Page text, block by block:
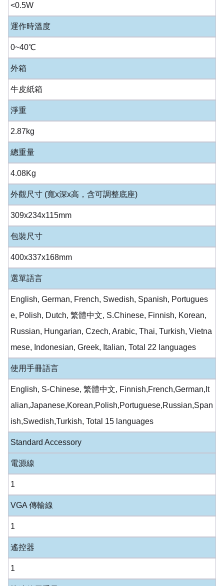
<0.5W
運作時溫度
0~40℃
外箱
牛皮紙箱
淨重
2.87kg
總重量
4.08Kg
外觀尺寸 (寬x深x高，含可調整底座)
309x234x115mm
包裝尺寸
400x337x168mm
選單語言
English, German, French, Swedish, Spanish, Portugues
e, Polish, Dutch, 繁體中文, S.Chinese, Finnish, Korean,
Russian, Hungarian, Czech, Arabic, Thai, Turkish, Vietna
mese, Indonesian, Greek, Italian, Total 22 languages
使用手冊語言
English, S-Chinese, 繁體中文, Finnish,French,German,It
alian,Japanese,Korean,Polish,Portuguese,Russian,Span
ish,Swedish,Turkish, Total 15 languages
Standard Accessory
電源線
1
VGA 傳輸線
1
遙控器
1